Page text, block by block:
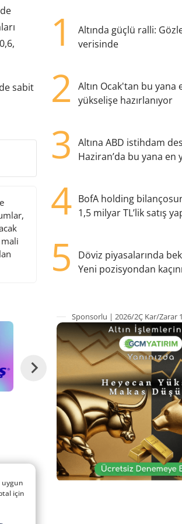
sabit
mali
1
Altında güçlü ralli:
verisinde
2
Altın Ocak'tan bu yana
yükselişe hazırlanıyor
3
Altına ABD istihdam
Haziran’da bu yana en
4 BofA holding
1,5 milyar TL’lik satış
5
Döviz piyasalarında
Yeni pozisyondan
Sponsorlu | 2026/2Ç Kar/Zarar
uygun
için